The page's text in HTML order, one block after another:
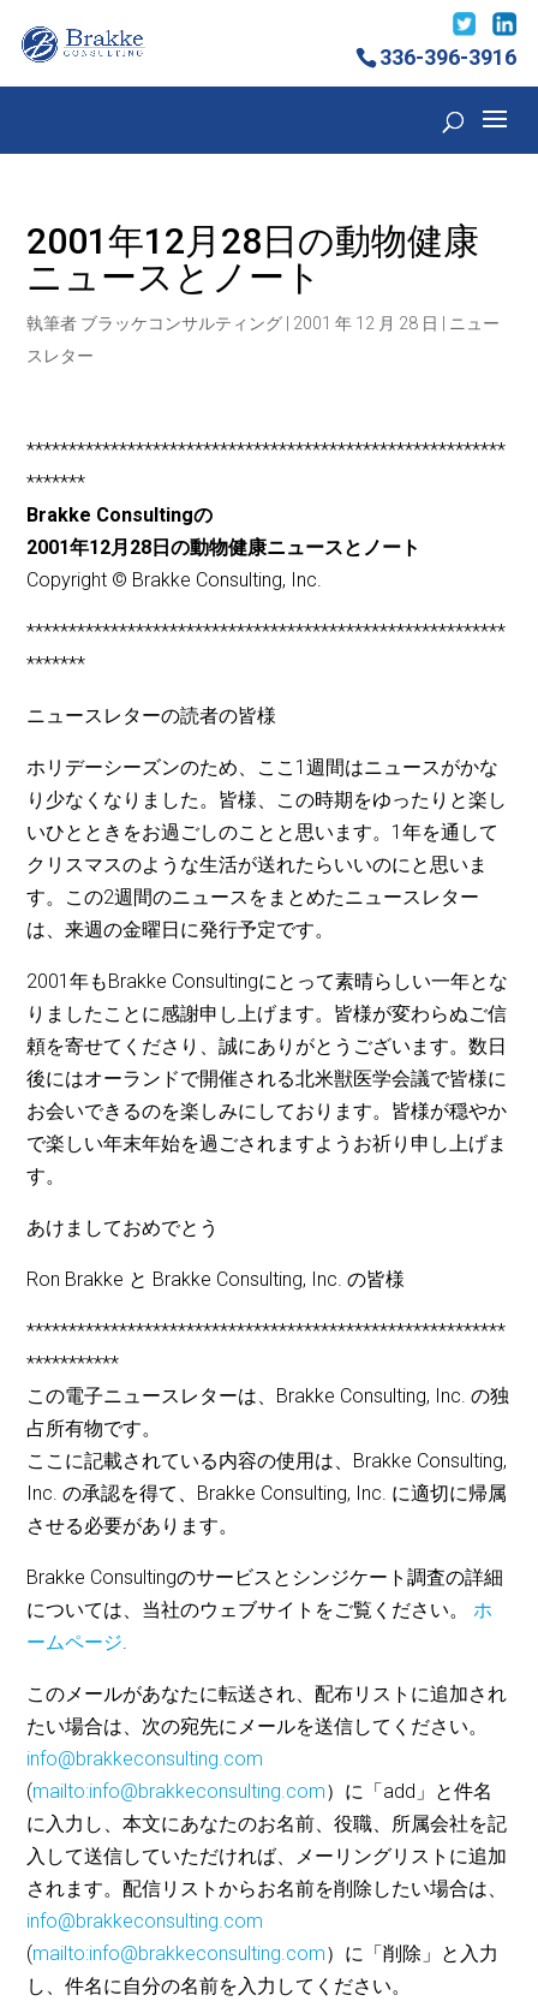
336-396-3916
2001年12月28日の動物健康
ニュースとノート
執筆者 ブラッケコンサルティング 2001 年 12 月 28 日
ニュー
スレター
*********************************************************
*******
Brakke Consultingの
2001年12月28日の動物健康ニュースとノート
Copyright © Brakke Consulting, Inc.
*********************************************************
*******
ニュースレターの読者の皆様
ホリデーシーズンのため、ここ1週間はニュースがかな
り少なくなりました。皆様、この時期をゆったりと楽し
いひとときをお過ごしのことと思います。1年を通して
クリスマスのような生活が送れたらいいのにと思いま
す。この2週間のニュースをまとめたニュースレター
は、来週の金曜日に発行予定です。
2001年もBrakke Consultingにとって素晴らしい一年とな
りましたことに感謝申し上げます。皆様が変わらぬご信
頼を寄せてくださり、誠にありがとうございます。数日
後にはオーランドで開催される北米獣医学会議で皆様に
お会いできるのを楽しみにしております。皆様が穏やか
で楽しい年末年始を過ごされますようお祈り申し上げま
す。
あけましておめでとう
Ron Brakke と Brakke Consulting, Inc. の皆様
*********************************************************
***********
この電子ニュースレターは、Brakke Consulting, Inc. の独
占所有物です。
ここに記載されている内容の使用は、Brakke Consulting,
Inc. の承認を得て、Brakke Consulting, Inc. に適切に帰属
させる必要があります。
Brakke Consultingのサービスとシンジケート調査の詳細
については、当社のウェブサイトをご覧ください。ホ
ームページ.
このメールがあなたに転送され、配布リストに追加され
たい場合は、次の宛先にメールを送信してください。
info@brakkeconsulting.com
(mailto:info@brakkeconsulting.com）に「add」と件名
に入力し、本文にあなたのお名前、役職、所属会社を記
入して送信していただければ、メーリングリストに追加
されます。配信リストからお名前を削除したい場合は、
info@brakkeconsulting.com
(mailto:info@brakkeconsulting.com）に「削除」と入力
し、件名に自分の名前を入力してください。